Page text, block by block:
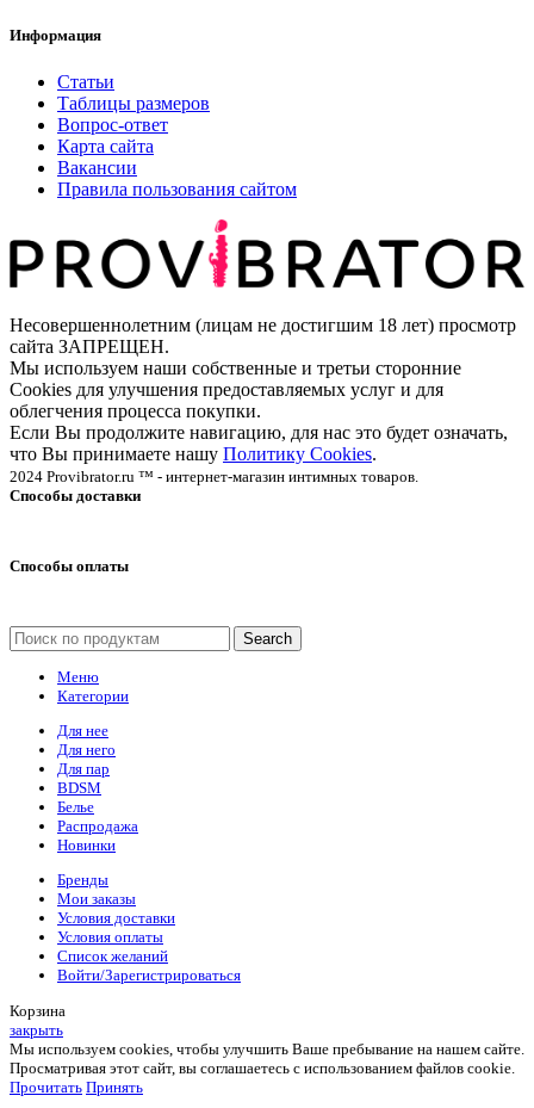
Информация
Статьи
Таблицы размеров
Вопрос-ответ
Карта сайта
Вакансии
Правила пользования сайтом
Несовершеннолетним (лицам не достигшим 18 лет) просмотр
сайта ЗАПРЕЩЕН.
Мы используем наши собственные и третьи сторонние
Cookies для улучшения предоставляемых услуг и для
облегчения процесса покупки.
Если Вы продолжите навигацию, для нас это будет означать,
что Вы принимаете нашу Политику Cookies.
2024 Provibrator.ru ™ - интернет-магазин интимных товаров.
Способы доставки
Способы оплаты
Search
Меню
Категории
Для нее
Для него
Для пар
BDSM
Белье
Распродажа
Новинки
Бренды
Мои заказы
Условия доставки
Условия оплаты
Список желаний
Войти/Зарегистрироваться
Корзина
закрыть
Мы используем cookies, чтобы улучшить Ваше пребывание на нашем сайте.
Просматривая этот сайт, вы соглашаетесь с использованием файлов cookie.
Прочитать Принять